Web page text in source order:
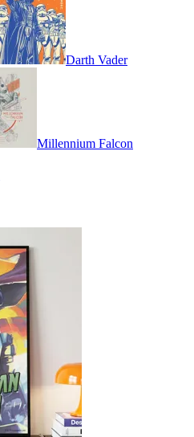
Darth Vader
Millennium Falcon